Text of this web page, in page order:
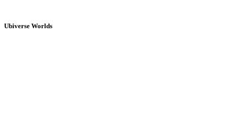
Ubiverse Worlds